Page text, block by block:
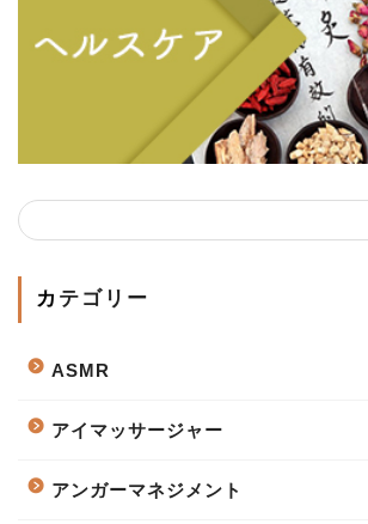
カテゴリー
ASMR
アイマッサージャー
アンガーマネジメント